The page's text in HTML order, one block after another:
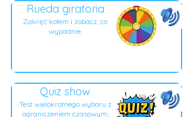
Rueda giratoria
Zakręć kołem i zobacz, co
wypadnie.
Quiz show
Test wielokrotnego wyboru z
ograniczeniem czasowym,